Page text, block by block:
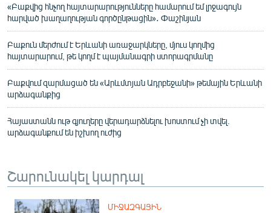
«Բաքվից հնչող հայտարարությունները համարում եմ լրջագույն
հարված խաղաղության գործընթացին»․ Փաշինյան
Բաքուն մերժում է Երևանի առաջարկները, մյուս կողմից
հայտարարում, թե կողմ է պայմանագրի ստորագրմանը
Բաքվում զարմացած են «Արևմտյան Ադրբեջանի» թեմային Երևանի
արձագանքից
Հայաստանն ութ գյուղերը վերադարձնելու խոստում չի տվել.
արձագանքում են իշխող ուժից
Շարունակել կարդալ
ՄԻՋԱԶԳԱՅԻՆ